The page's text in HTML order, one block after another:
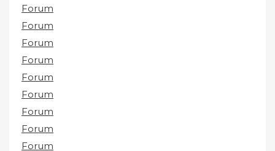
Forum
Forum
Forum
Forum
Forum
Forum
Forum
Forum
Forum